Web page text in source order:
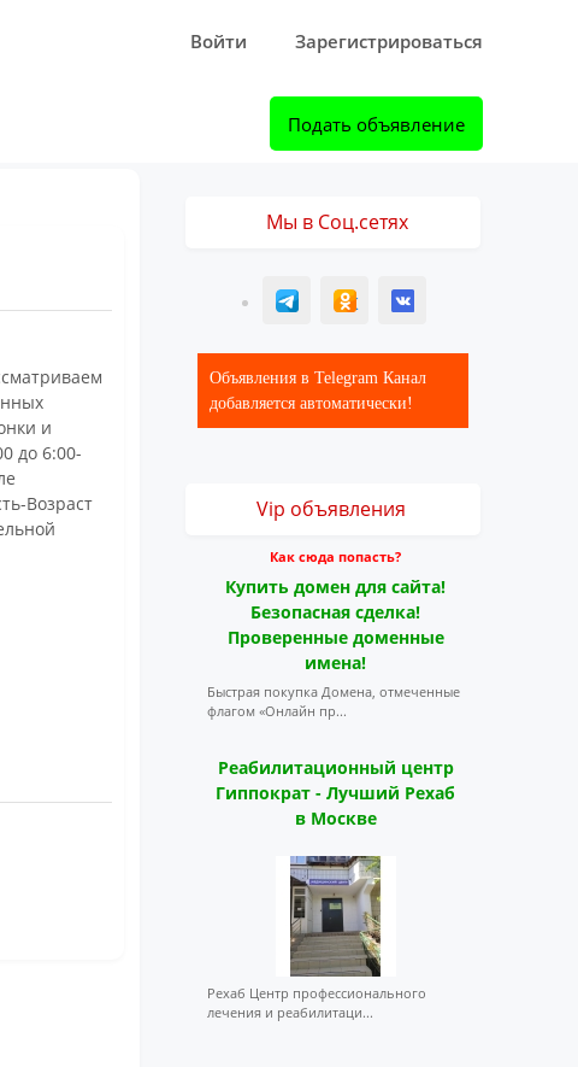
Войти Зарегистрироваться
Подать объявление
и
до 6:00-
Возраст
Мы в Соц.сетях
T ОК ВК
Объявления в Telegram Канал
добавляется автоматически!
Vip объявления
Как сюда попасть?
Купить домен для сайта!
Безопасная сделка!
Проверенные доменные
имена!
Быстрая покупка Домена, отмеченные
флагом «Онлайн пр...
Реабилитационный центр
Гиппократ - Лучший Рехаб
в Москве
Рехаб Центр профессионального
лечения и реабилитаци...